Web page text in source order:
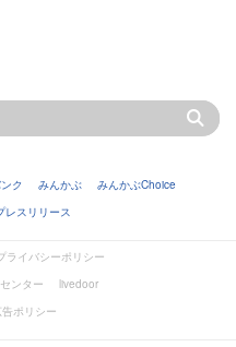
ク みんかぶ
みんかぶChoice
レスリリース
ライバシーポリシー
ンター
livedoor
ポリシー